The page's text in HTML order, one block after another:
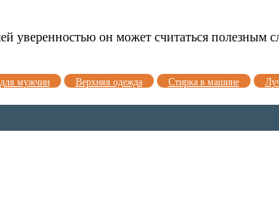
уверенностью он может считаться
мужчин Верхняя одежда Стирка в машине